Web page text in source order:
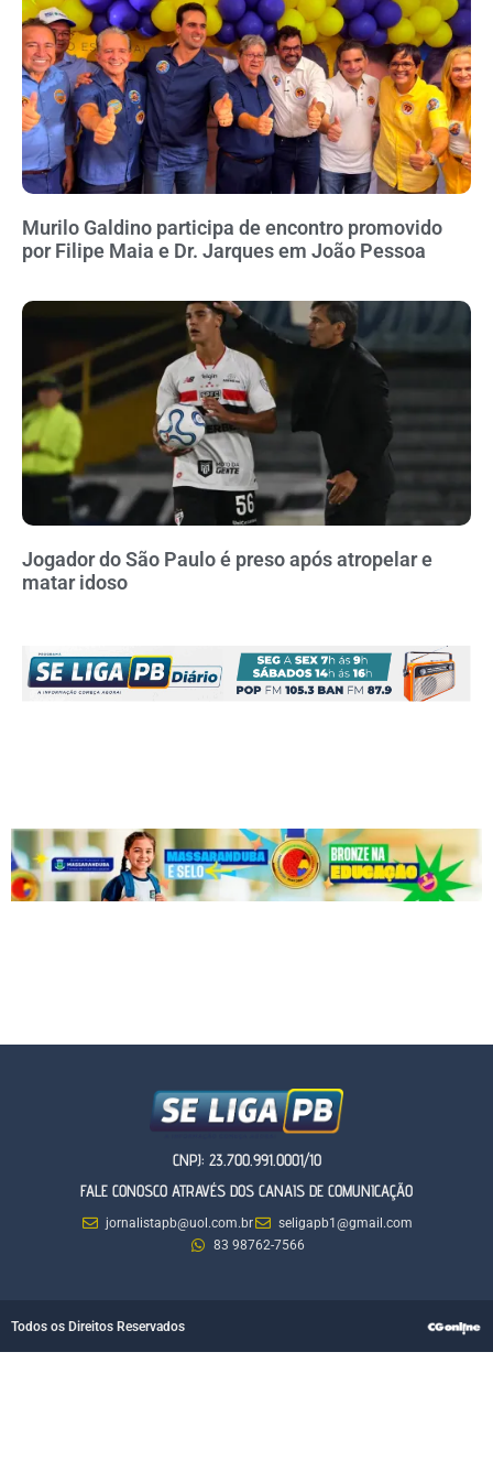
Murilo Galdino participa de encontro promovido
por Filipe Maia e Dr. Jarques em João Pessoa
Jogador do São Paulo é preso após atropelar e
matar idoso
CNPJ: 23.700.991.0001/10
FALE CONOSCO ATRAVÉS DOS CANAIS DE COMUNICAÇÃO
jornalistapb@uol.com.br
seligapb1@gmail.com
83 98762-7566
Todos os Direitos Reservados